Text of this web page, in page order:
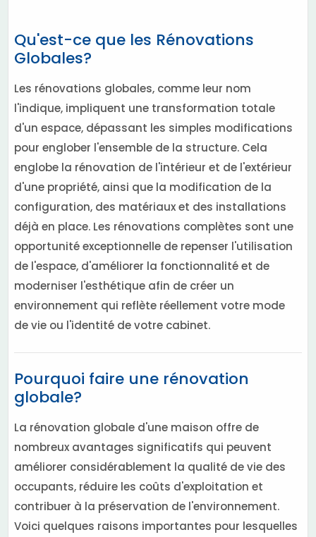
Qu'est-ce que les Rénovations
Globales?
Les rénovations globales, comme leur nom
l'indique, impliquent une transformation totale
d'un espace, dépassant les simples modifications
pour englober l'ensemble de la structure. Cela
englobe la rénovation de l'intérieur et de l'extérieur
d'une propriété, ainsi que la modification de la
configuration, des matériaux et des installations
déjà en place. Les rénovations complètes sont une
opportunité exceptionnelle de repenser l'utilisation
de l'espace, d'améliorer la fonctionnalité et de
moderniser l'esthétique afin de créer un
environnement qui reflète réellement votre mode
de vie ou l'identité de votre cabinet.
Pourquoi faire une rénovation
globale?
La rénovation globale d'une maison offre de
nombreux avantages significatifs qui peuvent
améliorer considérablement la qualité de vie des
occupants, réduire les coûts d'exploitation et
contribuer à la préservation de l'environnement.
Voici quelques raisons importantes pour lesquelles